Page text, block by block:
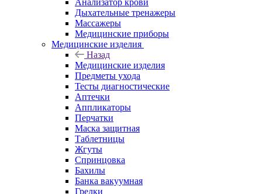
Анализатор крови
Дыхательные тренажеры
Массажеры
Медицинские приборы
Медицинские изделия
Назад
Медицинские изделия
Предметы ухода
Тесты диагностические
Аптечки
Аппликаторы
Перчатки
Маска защитная
Таблетницы
Жгуты
Спринцовка
Бахилы
Банка вакуумная
Грелки